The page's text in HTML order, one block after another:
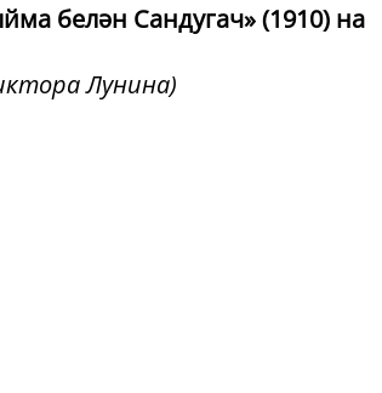
белән Сандугач» (1910) на
Лунина)